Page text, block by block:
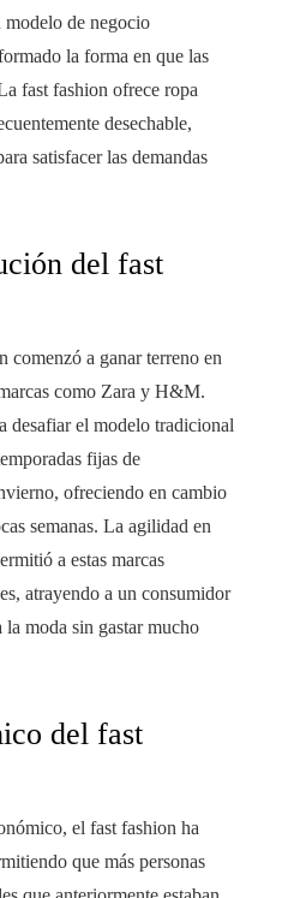
modelo de negocio
la forma en que las
fast fashion ofrece ropa
desechable,
satisfacer las demandas
del fast
comenzó a ganar terreno en
como Zara y H&M.
desafiar el modelo tradicional
fijas de
ofreciendo en cambio
semanas. La agilidad en
a estas marcas
atrayendo a un consumidor
la moda sin gastar mucho
del fast
el fast fashion ha
que más personas